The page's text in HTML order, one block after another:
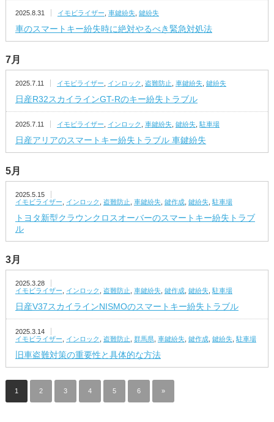
2025.8.31 イモビライザー 車鍵紛失, 鍵紛失
車のスマートキー紛失時に絶対やるべき緊急対処法
7月
2025.7.11 イモビライザー インロック 盗難防止 車鍵紛失, 鍵紛失
日産R32スカイラインGT-Rのキー紛失トラブル
2025.7.11 イモビライザー インロック 車鍵紛失, 鍵紛失, 駐車場
日産アリアのスマートキー紛失トラブル 車鍵紛失
5月
2025.5.15
イモビライザー
インロック 盗難防止 車鍵紛失, 鍵作成, 鍵紛失, 駐車場
トヨタ新型クラウンクロスオーバーのスマートキー紛失トラブ
ル
3月
2025.3.28
イモビライザー
インロック 盗難防止 車鍵紛失, 鍵作成, 鍵紛失, 駐車場
日産V37スカイラインNISMOのスマートキー紛失トラブル
2025.3.14
イモビライザー
インロック 盗難防止 群馬県, 車鍵紛失, 鍵作成, 鍵紛失, 駐車場
旧車盗難対策の重要性と具体的な方法
1 2 3 4 5 6 »